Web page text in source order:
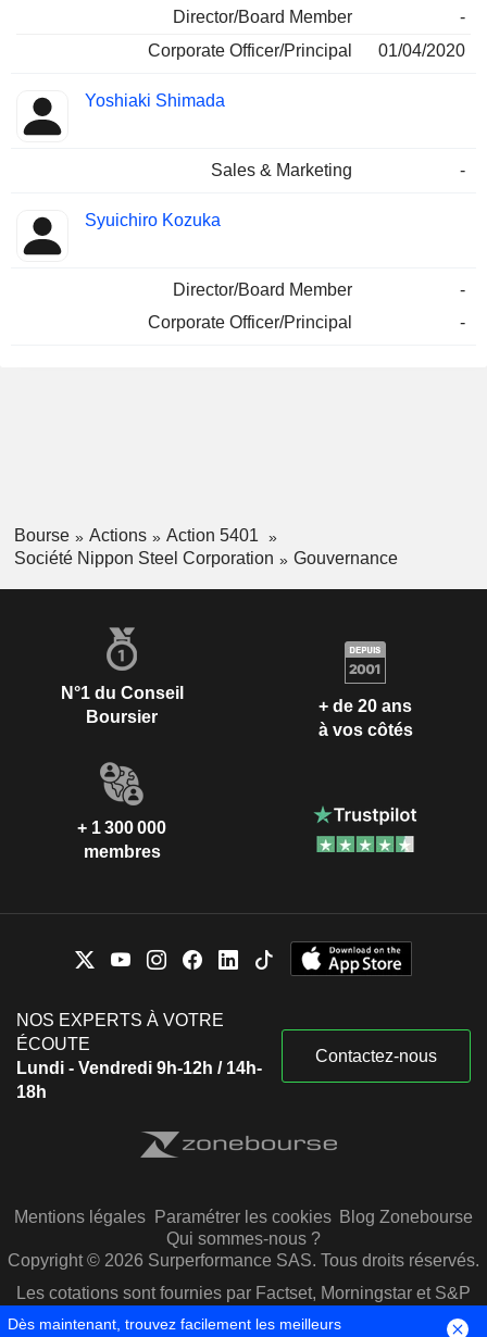
Director/Board Member
-
Corporate Officer/Principal
01/04/2020
Yoshiaki Shimada
Sales & Marketing -
Syuichiro Kozuka
Director/Board Member
-
Corporate Officer/Principal
-
Bourse Actions
Action 5401
Société Nippon Steel Corporation
Gouvernance
N°1 du Conseil
Boursier
+ de 20 ans
à vos côtés
+ 1 300 000
membres
NOS EXPERTS À VOTRE
ÉCOUTE
Lundi - Vendredi 9h-12h / 14h-
18h
Contactez-nous
Mentions légales Paramétrer les cookies Blog Zonebourse
Qui sommes-nous ?
Copyright © 2026 Surperformance SAS. Tous droits réservés.
Les cotations sont fournies par Factset, Morningstar et S&P
Capital IQ
Dès maintenant, trouvez facilement les meilleurs